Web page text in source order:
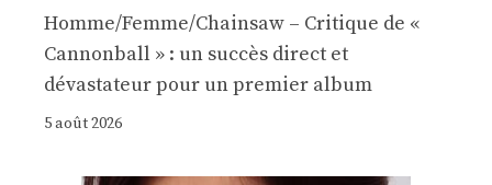
Homme/Femme/Chainsaw – Critique de «
Cannonball » : un succès direct et
dévastateur pour un premier album
5 août 2026